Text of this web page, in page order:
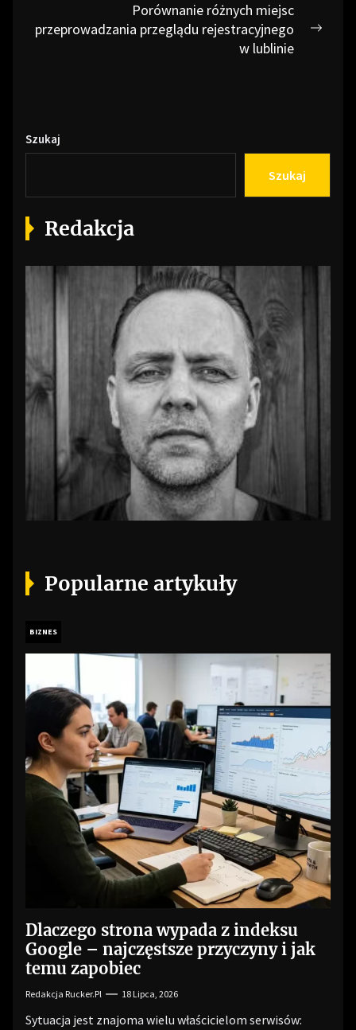
Porównanie różnych miejsc
przeprowadzania przeglądu rejestracyjnego
w lublinie
Szukaj
Szukaj
Redakcja
Popularne artykuły
BIZNES
Dlaczego strona wypada z indeksu
Google – najczęstsze przyczyny i jak
temu zapobiec
Redakcja Rucker.pl 18 Lipca, 2026
Sytuacja jest znajoma wielu właścicielom serwisów: